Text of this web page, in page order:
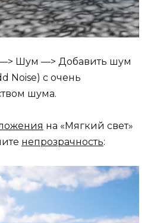
Шум —> Добавить шум
Noise) с очень
шума.
на «Мягкий свет»
непрозрачность: